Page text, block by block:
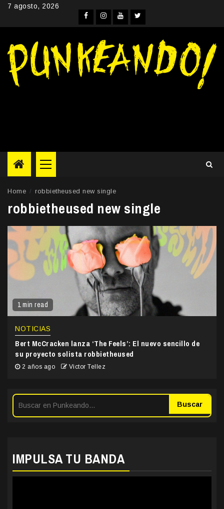
Skip7 agosto, 2026
Facebook
Instagram
YouTube
Twitter
Primary
Menu
Home robbietheused new single
robbietheused new single
1 min read
NOTICIAS
Bert McCracken lanza ‘The Feels’: El nuevo sencillo de
su proyecto solista robbietheused
2 años ago Victor Tellez
Buscar
IMPULSA TU BANDA